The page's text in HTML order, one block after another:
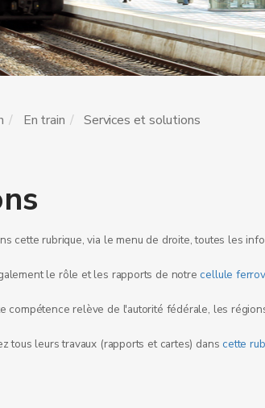
En train Services et solutions
cette rubrique, via le menu de droite, toutes les
le rôle et les rapports de notre cellule
compétence relève de l'autorité fédérale, les
tous leurs travaux (rapports et cartes) dans cette